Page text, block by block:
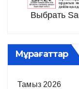
Выбрать
Мұрағаттар
Тамыз 2026